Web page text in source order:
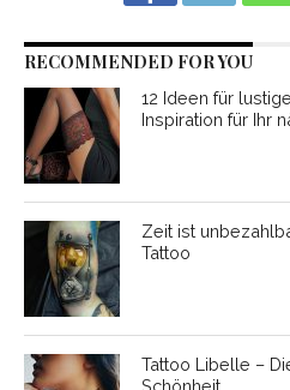
RECOMMENDED FOR YOU
12 Ideen für
Inspiration für Ihr
Zeit ist
Tattoo
Tattoo Libelle –
Schönheit